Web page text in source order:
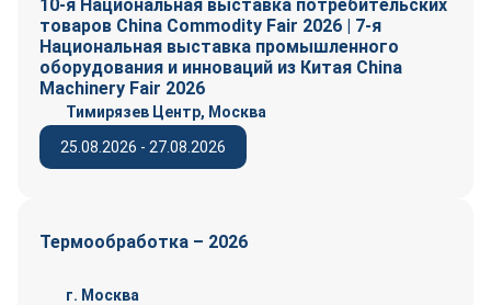
10-я Национальная выставка потребительских
товаров China Commodity Fair 2026 | 7-я
Национальная выставка промышленного
оборудования и инноваций из Китая China
Machinery Fair 2026
25.08.2026 - 27.08.2026
Тимирязев Центр, Москва
Термообработка – 2026
г. Москва